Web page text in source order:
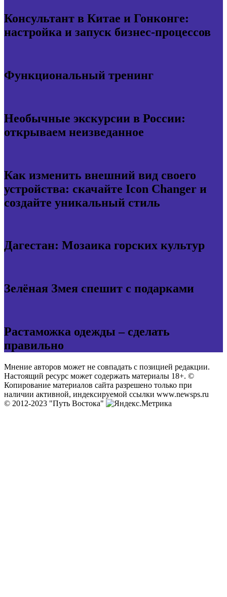
Консультант в Китае и Гонконге:
настройка и запуск бизнес-процессов
Функциональный тренинг
Необычные экскурсии в России:
открываем неизведанное
Как изменить внешний вид своего
устройства: скачайте Icon Changer и
создайте уникальный стиль
Дагестан: Мозаика горских культур
Зелёная Змея спешит с подарками
Растаможка одежды – сделать
правильно
Мнение авторов может не совпадать с позицией редакции.
Настоящий ресурс может содержать материалы 18+. ©
Копирование материалов сайта разрешено только при
наличии активной, индексируемой ссылки www.newsps.ru
© 2012-2023 "Путь Востока"